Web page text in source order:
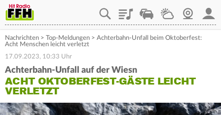
PlaylistStaupilotWetterWebcam
Nachrichten > Top-Meldungen > Achterbahn-Unfall beim Oktoberfest:
Acht Menschen leicht verletzt
17.09.2023, 10:33 Uhr
Achterbahn-Unfall auf der Wiesn
ACHT OKTOBERFEST-GÄSTE LEICHT
VERLETZT